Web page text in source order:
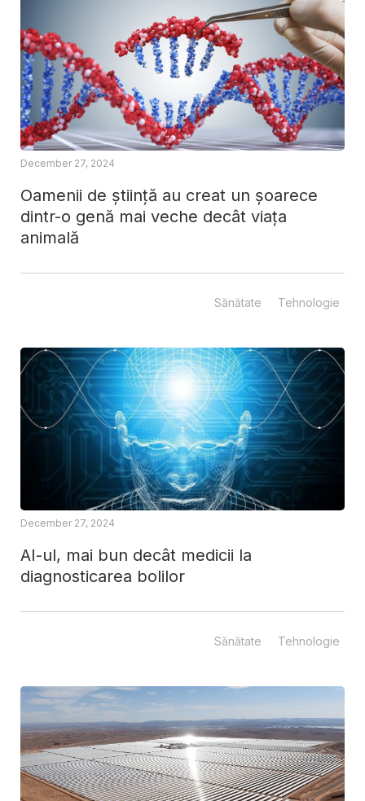
Oamenii de știință au creat un șoarece
dintr-o genă mai veche decât viața
animală
December 27, 2024
Sănătate Tehnologie
AI-ul, mai bun decât medicii la
diagnosticarea bolilor
December 27, 2024
Sănătate Tehnologie